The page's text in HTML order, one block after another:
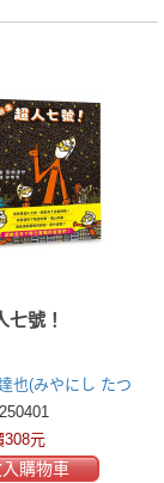
七號！
也(みやにし たつ
308元
購物車